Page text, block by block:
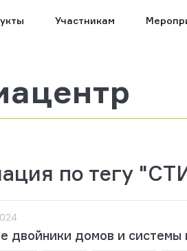
Участникам
по тегу
двойники домов и системы